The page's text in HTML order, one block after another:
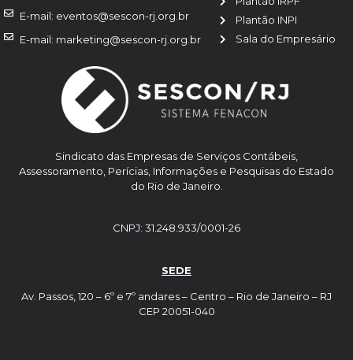
Sindicato das Empresas de Serviços Contábeis,
Assessoramento, Perícias, Informações e Pesquisas do Estado
do Rio de Janeiro.
CNPJ: 31.248.933/0001-26
SEDE
Av. Passos, 120 – 6º e 7º andares – Centro – Rio de Janeiro – RJ
CEP 20051-040
Plantão INPI
Sala do Empresário
E-mail: eventos@sescon-rj.org.br
E-mail: marketing@sescon-rj.org.br